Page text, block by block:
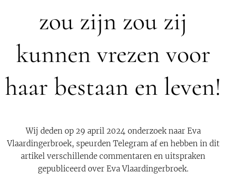
zou zijn zou zij
kunnen vrezen voor
haar bestaan en leven!
Wij deden op 29 april 2024 onderzoek naar Eva
Vlaardingerbroek, speurden Telegram af en hebben in dit
artikel verschillende commentaren en uitspraken
gepubliceerd over Eva Vlaardingerbroek.